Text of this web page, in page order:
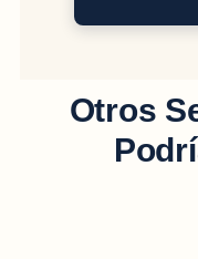
Otros